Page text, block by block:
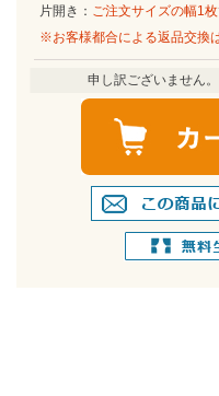
片開き： ご注文サイズの幅1枚
※お客様都合による返品交換
申し訳ございません